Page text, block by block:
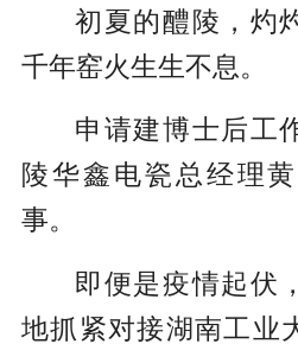
初夏的醴陵，灼
千年窑火生生不息。
申请建博士后工
陵华鑫电瓷总经理
事。
即便是疫情起伏
地抓紧对接湖南工业